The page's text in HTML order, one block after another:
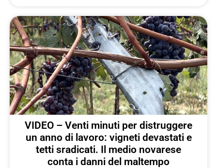
VIDEO – Venti minuti per distruggere
un anno di lavoro: vigneti devastati e
tetti sradicati. Il medio novarese
conta i danni del maltempo